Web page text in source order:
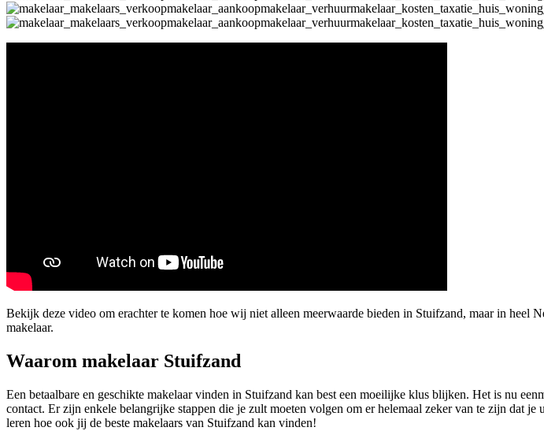
Bekijk deze video om erachter te komen hoe wij niet alleen meerwaarde bieden in Stuifzand, maar in heel
makelaar.
Waarom makelaar Stuifzand
Een betaalbare en geschikte makelaar vinden in Stuifzand kan best een moeilijke klus blijken. Het is nu
contact. Er zijn enkele belangrijke stappen die je zult moeten volgen om er helemaal zeker van te zijn dat
leren hoe ook jij de beste makelaars van Stuifzand kan vinden!